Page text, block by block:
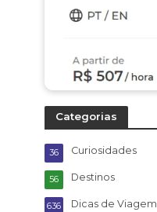
Categorias
Curiosidades
36
Destinos
56
Dicas de Viagem
636